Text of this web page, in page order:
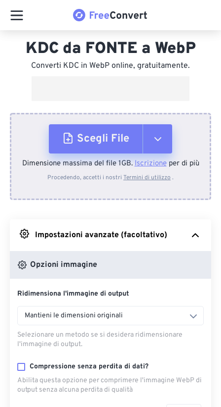
KDC da FONTE a WebP
Converti KDC in WebP online, gratuitamente.
Scegli File
Dal dispositivo
Da Google Drive
Dimensione massima del file 1GB.Iscrizioneper di più
Procedendo, accetti i nostri Termini di utilizzo .
Impostazioni avanzate (facoltativo)
Opzioni immagine
Ridimensiona l'immagine di output
Mantieni le dimensioni originali
Selezionare un metodo se si desidera ridimensionare
l'immagine di output.
Compressione senza perdita di dati?
Abilita questa opzione per comprimere l'immagine WebP di
output senza alcuna perdita di qualità